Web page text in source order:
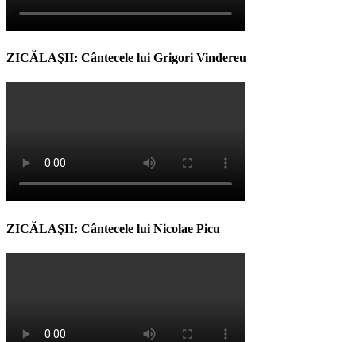
ZICĂLAŞII: Cântecele lui Grigori Vindereu
ZICĂLAŞII: Cântecele lui Nicolae Picu